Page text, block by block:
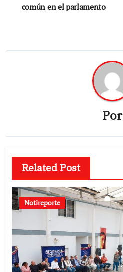
común en el parlamento
Por
Related Post
Notireporte